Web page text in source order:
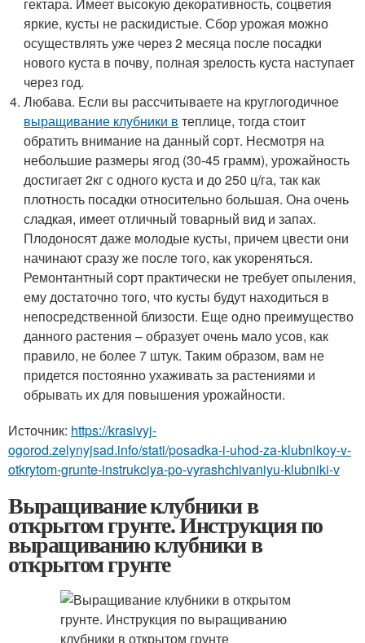
яркие, кусты не раскидистые. Сбор урожая можно
осуществлять уже через 2 месяца после посадки
нового куста в почву, полная зрелость куста наступает
через год.
Любава. Если вы рассчитываете на круглогодичное
выращивание клубники в теплице, тогда стоит
обратить внимание на данный сорт. Несмотря на
небольшие размеры ягод (30-45 грамм), урожайность
достигает 2кг с одного куста и до 250 ц/га, так как
плотность посадки относительно большая. Она очень
сладкая, имеет отличный товарный вид и запах.
Плодоносят даже молодые кусты, причем цвести они
начинают сразу же после того, как укореняться.
Ремонтантный сорт практически не требует опыления,
ему достаточно того, что кусты будут находиться в
непосредственной близости. Еще одно преимущество
данного растения – образует очень мало усов, как
правило, не более 7 штук. Таким образом, вам не
придется постоянно ухаживать за растениями и
обрывать их для повышения урожайности.
Источник: https://krasivyj-
ogorod.zelynyjsad.info/stati/posadka-i-uhod-za-klubnikoy-v-
otkrytom-grunte-instrukciya-po-vyrashchivaniyu-klubniki-v
Выращивание клубники в
открытом грунте. Инструкция по
выращиванию клубники в
открытом грунте